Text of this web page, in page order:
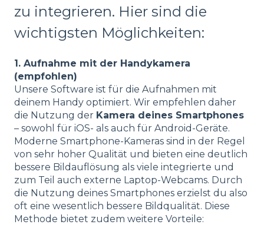
zu integrieren. Hier sind die
wichtigsten Möglichkeiten:
1. Aufnahme mit der Handykamera
(empfohlen)
Unsere Software ist für die Aufnahmen mit
deinem Handy optimiert. Wir empfehlen daher
die Nutzung der Kamera deines Smartphones
– sowohl für iOS- als auch für Android-Geräte.
Moderne Smartphone-Kameras sind in der Regel
von sehr hoher Qualität und bieten eine deutlich
bessere Bildauflösung als viele integrierte und
zum Teil auch externe Laptop-Webcams. Durch
die Nutzung deines Smartphones erzielst du also
oft eine wesentlich bessere Bildqualität. Diese
Methode bietet zudem weitere Vorteile: